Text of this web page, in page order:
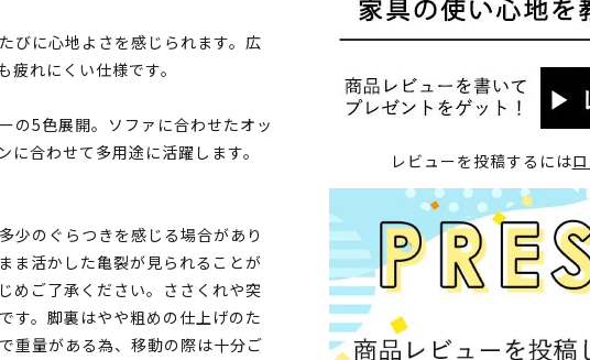
びに心地よさを感じられます。広
れにくい仕様です。
の5色展開。ソファに合わせたオッ
合わせて多用途に活躍します。
少のぐらつきを感じる場合があり
ま活かした亀裂が見られることが
めご了承ください。ささくれや突
す。脚裏はやや粗めの仕上げのた
重量がある為、移動の際は十分ご
レビューを投稿するには